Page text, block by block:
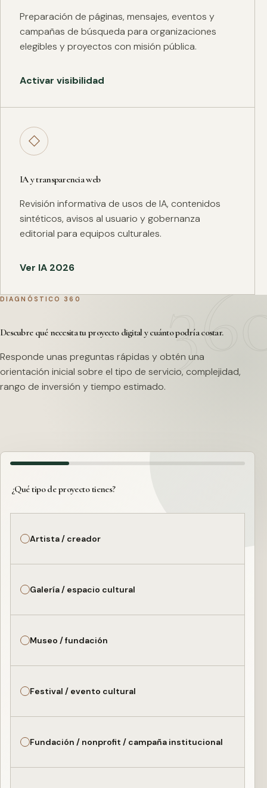
Preparación de páginas, mensajes, eventos y
campañas de búsqueda para organizaciones
elegibles y proyectos con misión pública.
Activar visibilidad
◇
IA y transparencia web
Revisión informativa de usos de IA, contenidos
sintéticos, avisos al usuario y gobernanza
editorial para equipos culturales.
Ver IA 2026
DIAGNÓSTICO 360
Descubre qué necesita tu proyecto digital y cuánto podría costar.
Responde unas preguntas rápidas y obtén una
orientación inicial sobre el tipo de servicio, complejidad,
rango de inversión y tiempo estimado.
¿Qué tipo de proyecto tienes?
Artista / creador
Galería / espacio cultural
Museo / fundación
Festival / evento cultural
Fundación / nonprofit / campaña institucional